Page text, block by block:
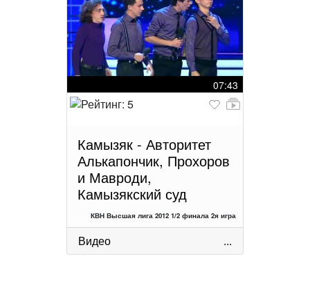
07:43
Камызяк - Авторитет
Алькапончик, Прохоров
и Мавроди,
Камызякский суд
КВН Высшая лига 2012 1/2 финала 2я игра
Видео ...